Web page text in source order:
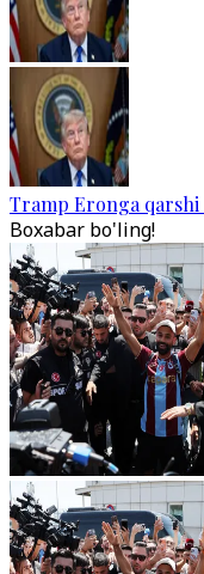
Tramp Eronga
Boxabar bo'ling!